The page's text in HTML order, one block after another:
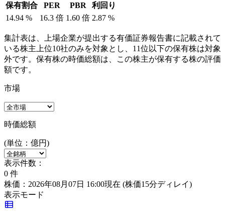
保有割合
PER PBR
利回り
14.94 % 16.3 倍 1.60 倍 2.87 %
集計表は、上場企業が提出する有価証券報告書に記載されて
いる株主上位10社のみを対象とし、11位以下の保有株は対象
外です。保有株の時価総額は、この株主が保有する株の評価
額です。
市場
時価総額
(単位：億円)
表示件数：
0 件
株価：2026年08月07日 16:00現在 (株価15分ディレイ)
表示モード